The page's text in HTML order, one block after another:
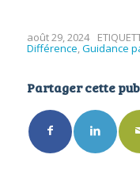
août 29, 2024
Différence,Guidance
Partager cette